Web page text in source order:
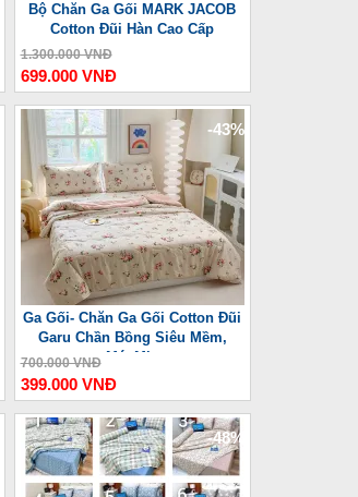
Bộ Chăn Ga Gối MARK JACOB
Cotton Đũi Hàn Cao Cấp
1.300.000 VNĐ
699.000 VNĐ
-43%
Ga Gối- Chăn Ga Gối Cotton Đũi
Garu Chần Bồng Siêu Mềm,
Mát,Mịn
700.000 VNĐ
399.000 VNĐ
-48%